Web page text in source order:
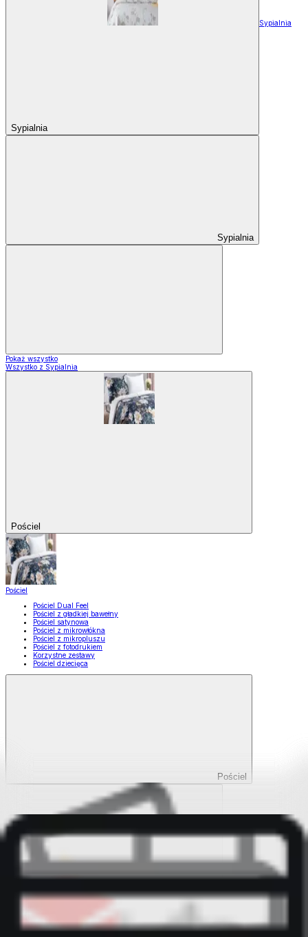
Sypialnia
Sypialnia
Sypialnia
Pokaż wszystko
Wszystko z Sypialnia
Pościel
Pościel
Pościel Dual Feel
Pościel z gładkiej bawełny
Pościel satynowa
Pościel z mikrowłókna
Pościel z mikropluszu
Pościel z fotodrukiem
Korzystne zestawy
Pościel dziecięca
Pościel
Pokaż wszystko